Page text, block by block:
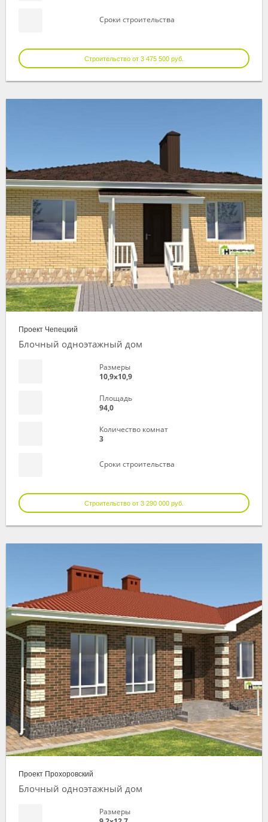
Сроки строительства
Строительство от 3 475 500 руб.
Проект Чепецкий
Блочный одноэтажный дом
Размеры
10,9х10,9
Площадь
94,0
Количество комнат
3
Сроки строительства
Строительство от 3 290 000 руб.
Проект Прохоровский
Блочный одноэтажный дом
Размеры